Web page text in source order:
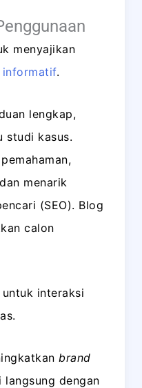
menyajikan
informatif.
lengkap,
studi kasus.
menarik
(SEO). Blog
calon
interaksi
brand
langsung dengan